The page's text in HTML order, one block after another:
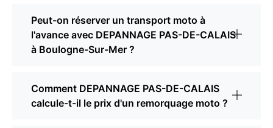
Peut-on réserver un transport moto à
l'avance avec DEPANNAGE PAS-DE-CALAIS
à Boulogne-Sur-Mer ?
Comment DEPANNAGE PAS-DE-CALAIS
calcule-t-il le prix d'un remorquage moto ?